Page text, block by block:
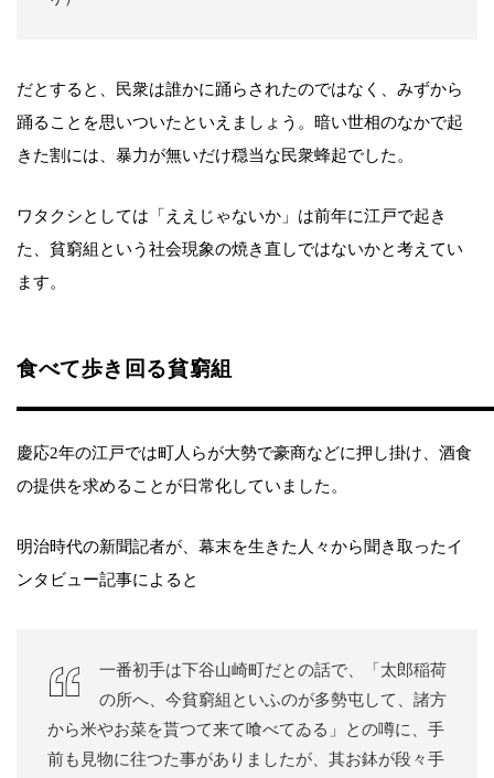
だとすると、民衆は誰かに踊らされたのではなく、みずから
踊ることを思いついたといえましょう。暗い世相のなかで起
きた割には、暴力が無いだけ穏当な民衆蜂起でした。
ワタクシとしては「ええじゃないか」は前年に江戸で起き
た、貧窮組という社会現象の焼き直しではないかと考えてい
ます。
食べて歩き回る貧窮組
慶応2年の江戸では町人らが大勢で豪商などに押し掛け、酒食
の提供を求めることが日常化していました。
明治時代の新聞記者が、幕末を生きた人々から聞き取ったイ
ンタビュー記事によると
一番初手は下谷山崎町だとの話で、「太郎稲荷
の所へ、今貧窮組といふのが多勢屯して、諸方
から米やお菜を貰つて来て喰べてゐる」との噂に、手
前も見物に往つた事がありましたが、其お鉢が段々手